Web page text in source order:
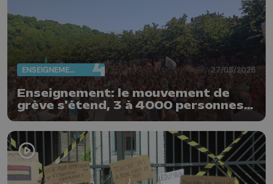
ENSEIGNEMENT 27/05/2026
Enseignement: le mouvement de
grève s'étend, 3 à 4000 personnes
rassemblées ce matin à Liège